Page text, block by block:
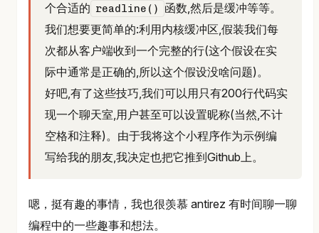
个合适的 readline()
函数,然后是缓冲等等。
我们想要更简单的:利用内核缓冲区,假装我们每
次都从客户端收到一个完整的行(这个假设在实
际中通常是正确的,所以这个假设没啥问题)。
好吧,有了这些技巧,我们可以用只有200行代码实
现一个聊天室,用户甚至可以设置昵称(当然,不计
空格和注释)。由于我将这个小程序作为示例编
写给我的朋友,我决定也把它推到Github上。
嗯，挺有趣的事情，我也很羡慕 antirez 有时间聊一聊
编程中的一些趣事和想法。